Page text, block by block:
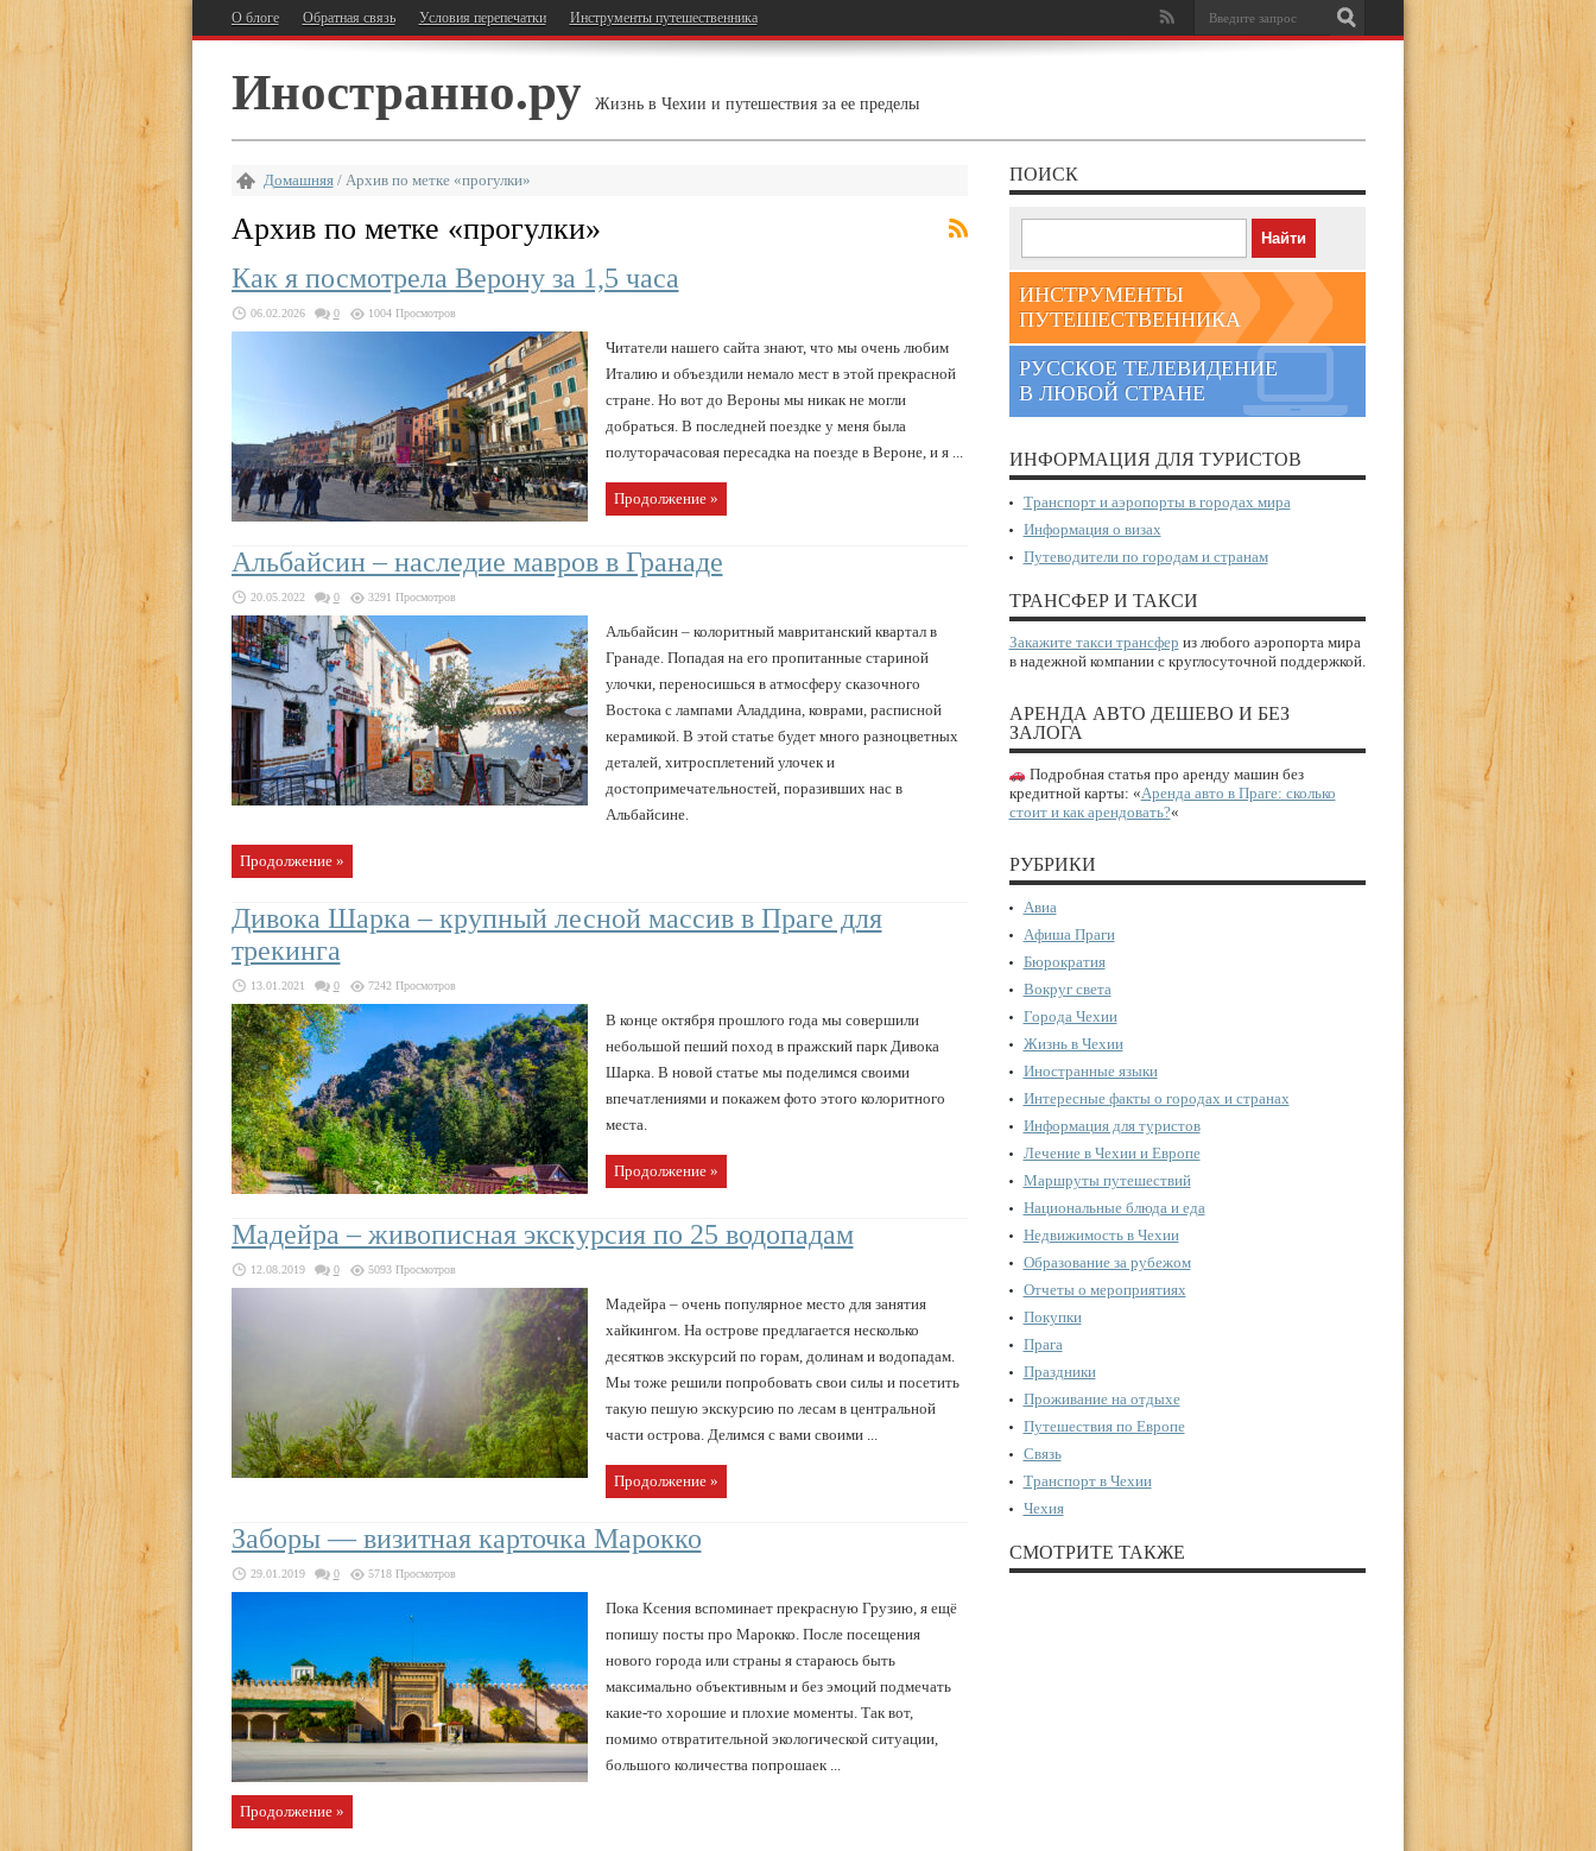
О блоге Обратная связь Условия перепечатки Инструменты путешественника
Иностранно.ру Жизнь в Чехии и путешествия за ее пределы
Домашняя/ Архив по метке «прогулки»
Архив по метке «прогулки»
Как я посмотрела Верону за 1,5 часа
06.02.2026 0 1004 Просмотров
Читатели нашего сайта знают, что мы очень любим
Италию и объездили немало мест в этой прекрасной
стране. Но вот до Вероны мы никак не могли
добраться. В последней поездке у меня была
полуторачасовая пересадка на поезде в Вероне, и я ...
Продолжение »
Альбайсин – наследие мавров в Гранаде
20.05.2022 0 3291 Просмотров
Альбайсин – колоритный мавританский квартал в
Гранаде. Попадая на его пропитанные стариной
улочки, переносишься в атмосферу сказочного
Востока с лампами Аладдина, коврами, расписной
керамикой. В этой статье будет много разноцветных
деталей, хитросплетений улочек и
достопримечательностей, поразивших нас в
Альбайсине.
Продолжение »
Дивока Шарка – крупный лесной массив в Праге для
трекинга
13.01.2021 0 7242 Просмотров
В конце октября прошлого года мы совершили
небольшой пеший поход в пражский парк Дивока
Шарка. В новой статье мы поделимся своими
впечатлениями и покажем фото этого колоритного
места.
Продолжение »
Мадейра – живописная экскурсия по 25 водопадам
12.08.2019 0 5093 Просмотров
Мадейра – очень популярное место для занятия
хайкингом. На острове предлагается несколько
десятков экскурсий по горам, долинам и водопадам.
Мы тоже решили попробовать свои силы и посетить
такую пешую экскурсию по лесам в центральной
части острова. Делимся с вами своими ...
Продолжение »
Заборы — визитная карточка Марокко
29.01.2019 0 5718 Просмотров
Пока Ксения вспоминает прекрасную Грузию, я ещё
попишу посты про Марокко. После посещения
нового города или страны я стараюсь быть
максимально объективным и без эмоций подмечать
какие-то хорошие и плохие моменты. Так вот,
помимо отвратительной экологической ситуации,
большого количества попрошаек ...
Продолжение »
ПОИСК
ИНСТРУМЕНТЫ
ПУТЕШЕСТВЕННИКА
РУССКОЕ ТЕЛЕВИДЕНИЕ
В ЛЮБОЙ СТРАНЕ
ИНФОРМАЦИЯ ДЛЯ ТУРИСТОВ
Транспорт и аэропорты в городах мира
Информация о визах
Путеводители по городам и странам
ТРАНСФЕР И ТАКСИ
Закажите такси трансфер из любого аэропорта мира
в надежной компании с круглосуточной поддержкой.
АРЕНДА АВТО ДЕШЕВО И БЕЗ
ЗАЛОГА
Подробная статья про аренду машин без
кредитной карты: «Аренда авто в Праге: сколько
стоит и как арендовать?«
РУБРИКИ
Авиа
Афиша Праги
Бюрократия
Вокруг света
Города Чехии
Жизнь в Чехии
Иностранные языки
Интересные факты о городах и странах
Информация для туристов
Лечение в Чехии и Европе
Маршруты путешествий
Национальные блюда и еда
Недвижимость в Чехии
Образование за рубежом
Отчеты о мероприятиях
Покупки
Прага
Праздники
Проживание на отдыхе
Путешествия по Европе
Связь
Транспорт в Чехии
Чехия
СМОТРИТЕ ТАКЖЕ